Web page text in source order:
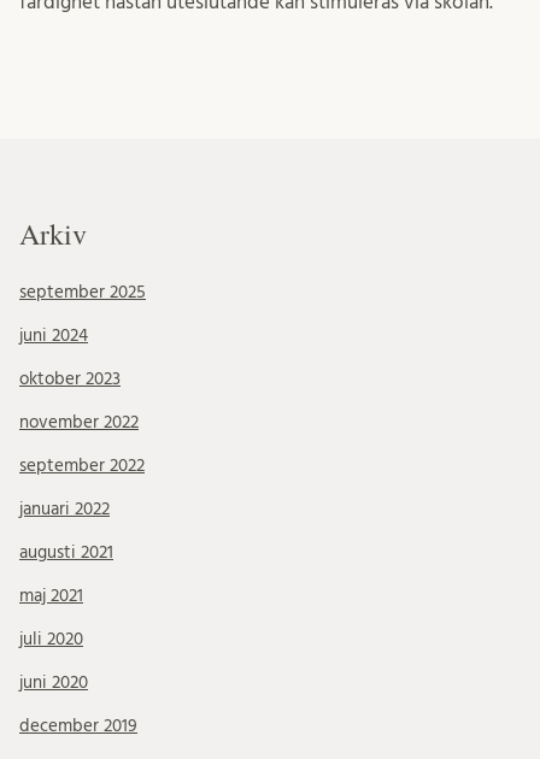
Arkiv
september 2025
juni 2024
oktober 2023
november 2022
september 2022
januari 2022
augusti 2021
maj 2021
juli 2020
juni 2020
december 2019